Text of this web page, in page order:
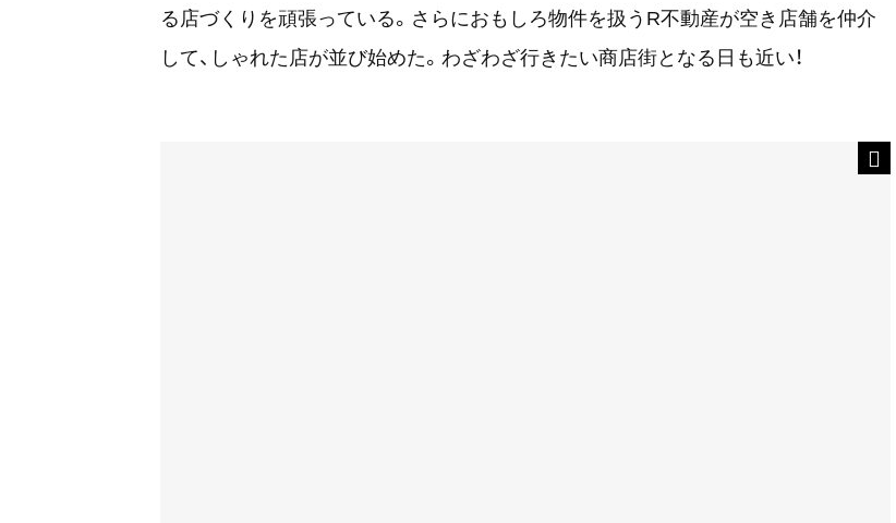
る店づくりを頑張っている。さらにおもしろ物件を扱うR不動産が空き店舗を仲介
して、しゃれた店が並び始めた。わざわざ行きたい商店街となる日も近い！